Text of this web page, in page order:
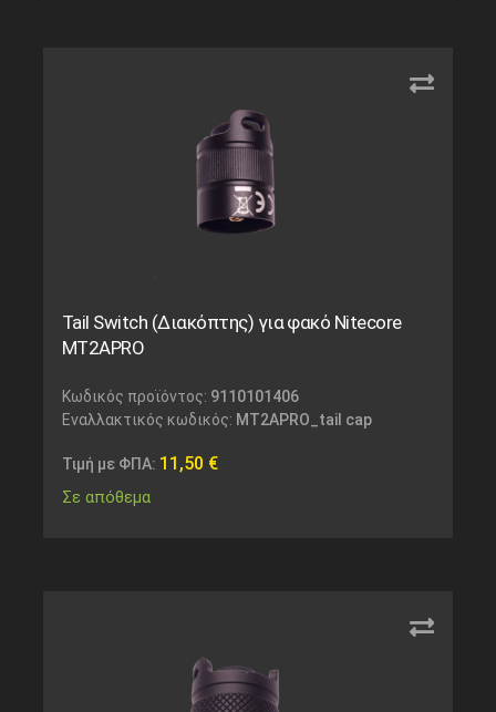
Tail Switch (Διακόπτης) για φακό Nitecore
MT2APRO
Κωδικός προϊόντος: 9110101406
Εναλλακτικός κωδικός: MT2APRO_tail cap
Τιμή με ΦΠΑ: 11,50 €
Σε απόθεμα